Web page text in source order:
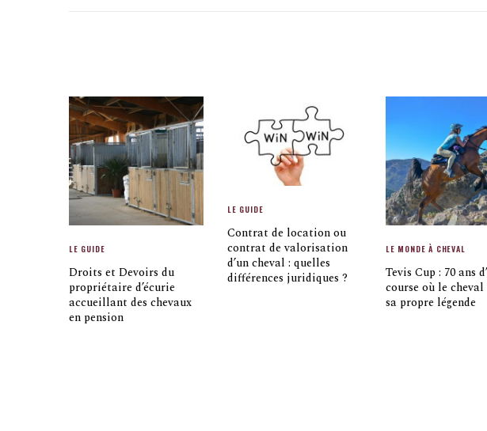
LE GUIDE
Droits et Devoirs du
propriétaire d’écurie
accueillant des chevaux
en pension
LE GUIDE
Contrat de location ou
contrat de valorisation
d’un cheval : quelles
différences juridiques ?
LE MONDE À CHEVAL
Tevis Cup : 70 ans
course où le
sa propre légende